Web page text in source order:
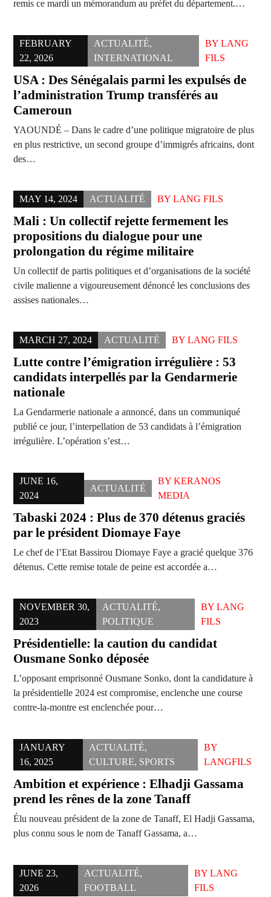
remis ce mardi un mémorandum au préfet du département.…
FEBRUARY
22, 2026
ACTUALITÉ,
INTERNATIONAL
BY LANG
FILS
USA : Des Sénégalais parmi les expulsés de
l’administration Trump transférés au
Cameroun
YAOUNDÉ – Dans le cadre d’une politique migratoire de plus
en plus restrictive, un second groupe d’immigrés africains, dont
des…
MAY 14, 2024 ACTUALITÉ BY LANG FILS
Mali : Un collectif rejette fermement les
propositions du dialogue pour une
prolongation du régime militaire
Un collectif de partis politiques et d’organisations de la société
civile malienne a vigoureusement dénoncé les conclusions des
assises nationales…
MARCH 27, 2024 ACTUALITÉ BY LANG FILS
Lutte contre l’émigration irrégulière : 53
candidats interpellés par la Gendarmerie
nationale
La Gendarmerie nationale a annoncé, dans un communiqué
publié ce jour, l’interpellation de 53 candidats à l’émigration
irrégulière. L’opération s’est…
JUNE 16,
2024
ACTUALITÉ
BY KERANOS
MEDIA
Tabaski 2024 : Plus de 370 détenus graciés
par le président Diomaye Faye
Le chef de l’Etat Bassirou Diomaye Faye a gracié quelque 376
détenus. Cette remise totale de peine est accordée a…
NOVEMBER 30,
2023
ACTUALITÉ,
POLITIQUE
BY LANG
FILS
Présidentielle: la caution du candidat
Ousmane Sonko déposée
L’opposant emprisonné Ousmane Sonko, dont la candidature à
la présidentielle 2024 est compromise, enclenche une course
contre-la-montre est enclenchée pour…
JANUARY
16, 2025
ACTUALITÉ,
CULTURE, SPORTS
BY
LANGFILS
Ambition et expérience : Elhadji Gassama
prend les rênes de la zone Tanaff
Élu nouveau président de la zone de Tanaff, El Hadji Gassama,
plus connu sous le nom de Tanaff Gassama, a…
JUNE 23,
2026
ACTUALITÉ,
FOOTBALL
BYLANG
FILS